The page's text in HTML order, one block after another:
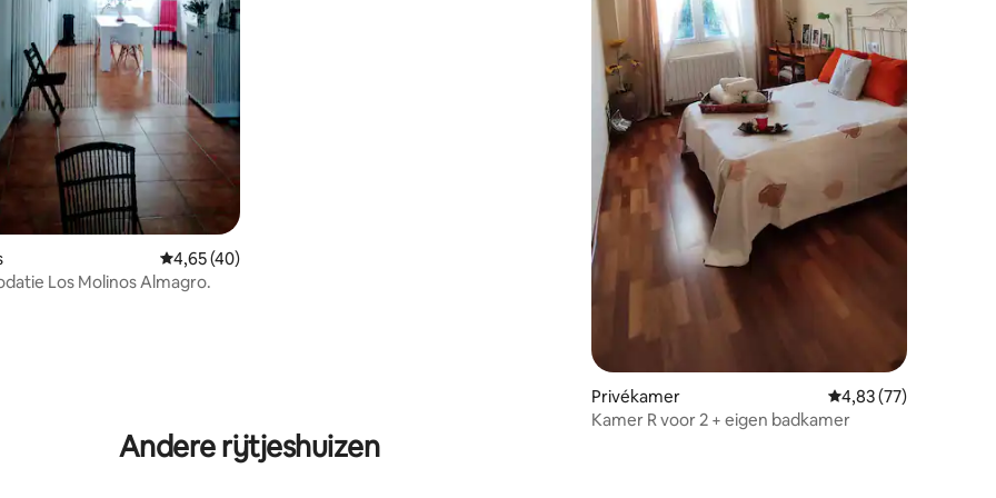
Gemiddelde beoordeling van 4,65 uit 5, 40 recensies
4,65 (40)
Los Molinos Almagro.
Privékamer Gemiddelde
4,83 (77)
Kamer R voor 2 + eigen badkamer
Andere rijtjeshuizen